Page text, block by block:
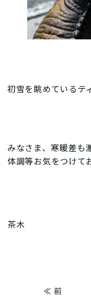
初雪を眺めているテ
みなさま、寒暖差も
体調等お気をつけて
茶木
≪ 前